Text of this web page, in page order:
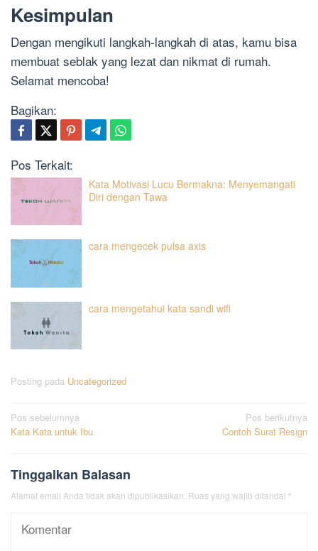
Kesimpulan
Dengan mengikuti langkah-langkah di atas, kamu bisa
membuat seblak yang lezat dan nikmat di rumah.
Selamat mencoba!
Bagikan:
Pos Terkait:
Kata Motivasi Lucu Bermakna: Menyemangati
Diri dengan Tawa
cara mengecek pulsa axis
cara mengetahui kata sandi wifi
Posting pada Uncategorized
Navigasi
pos
Pos sebelumnya
Kata Kata untuk Ibu
Pos berikutnya
Contoh Surat Resign
Tinggalkan Balasan
Alamat email Anda tidak akan dipublikasikan. Ruas yang wajib ditandai *